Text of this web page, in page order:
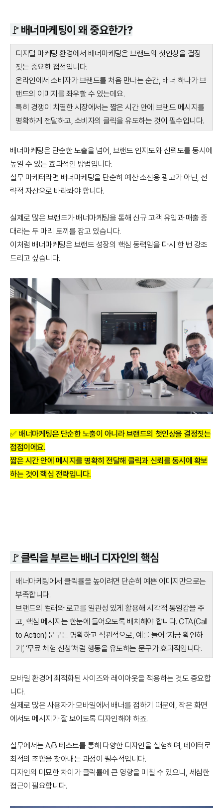
🚩배너마케팅이 왜 중요한가?
디지털 마케팅 환경에서 배너마케팅은 브랜드의 첫인상을 결정
짓는 중요한 접점입니다.
온라인에서 소비자가 브랜드를 처음 만나는 순간, 배너 하나가 브
랜드의 이미지를 좌우할 수 있는데요.
특히 경쟁이 치열한 시장에서는 짧은 시간 안에 브랜드 메시지를
명확하게 전달하고, 소비자의 클릭을 유도하는 것이 필수입니다.
배너마케팅은 단순한 노출을 넘어, 브랜드 인지도와 신뢰도를 동시에
높일 수 있는 효과적인 방법입니다.
실무 마케터라면 배너마케팅을 단순히 예산 소진용 광고가 아닌, 전
략적 자산으로 바라봐야 합니다.
실제로 많은 브랜드가 배너마케팅을 통해 신규 고객 유입과 매출 증
대라는 두 마리 토끼를 잡고 있습니다.
이처럼 배너마케팅은 브랜드 성장의 핵심 동력임을 다시 한 번 강조
드리고 싶습니다.
✅ 배너마케팅은 단순한 노출이 아니라 브랜드의 첫인상을 결정짓는
접점이에요.
짧은 시간 안에 메시지를 명확히 전달해 클릭과 신뢰를 동시에 확보
하는 것이 핵심 전략입니다.
🚩클릭을 부르는 배너 디자인의 핵심
배너마케팅에서 클릭률을 높이려면 단순히 예쁜 이미지만으로는
부족합니다.
브랜드의 컬러와 로고를 일관성 있게 활용해 시각적 통일감을 주
고, 핵심 메시지는 한눈에 들어오도록 배치해야 합니다. CTA(Call
to Action) 문구는 명확하고 직관적으로, 예를 들어 ‘지금 확인하
기’, ‘무료 체험 신청’처럼 행동을 유도하는 문구가 효과적입니다.
모바일 환경에 최적화된 사이즈와 레이아웃을 적용하는 것도 중요합
니다.
실제로 많은 사용자가 모바일에서 배너를 접하기 때문에, 작은 화면
에서도 메시지가 잘 보이도록 디자인해야 하죠.
실무에서는 A/B 테스트를 통해 다양한 디자인을 실험하며, 데이터로
최적의 조합을 찾아내는 과정이 필수적입니다.
디자인의 미묘한 차이가 클릭률에 큰 영향을 미칠 수 있으니, 세심한
접근이 필요합니다.